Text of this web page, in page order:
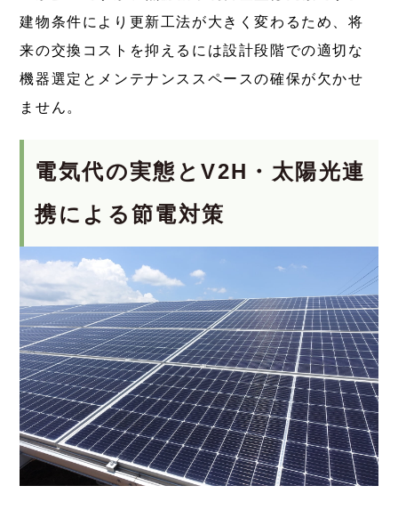
建物条件により更新工法が大きく変わるため、将
来の交換コストを抑えるには設計段階での適切な
機器選定とメンテナンススペースの確保が欠かせ
ません。
電気代の実態とV2H・太陽光連
携による節電対策